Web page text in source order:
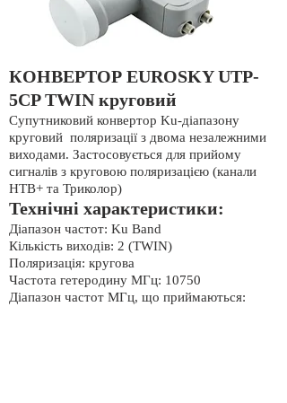
КОНВЕРТОР EUROSKY UTP-
5CP TWIN круговий
Супутниковий конвертор Ku-діапазону
круговий поляризації з двома незалежними
виходами. Застосовується для прийому
сигналів з круговою поляризацією (канали
НТВ+ та Триколор)
Технічні характеристики:
Діапазон частот: Ku Band
Кількість виходів: 2 (TWIN)
Поляризація: кругова
Частота гетеродину МГц: 10750
Діапазон частот МГц, що приймаються: